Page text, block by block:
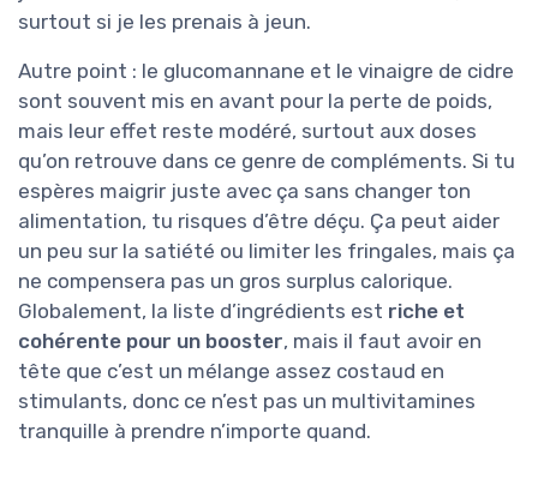
surtout si je les prenais à jeun.
Autre point : le glucomannane et le vinaigre de cidre
sont souvent mis en avant pour la perte de poids,
mais leur effet reste modéré, surtout aux doses
qu’on retrouve dans ce genre de compléments. Si tu
espères maigrir juste avec ça sans changer ton
alimentation, tu risques d’être déçu. Ça peut aider
un peu sur la satiété ou limiter les fringales, mais ça
ne compensera pas un gros surplus calorique.
Globalement, la liste d’ingrédients est riche et
cohérente pour un booster, mais il faut avoir en
tête que c’est un mélange assez costaud en
stimulants, donc ce n’est pas un multivitamines
tranquille à prendre n’importe quand.